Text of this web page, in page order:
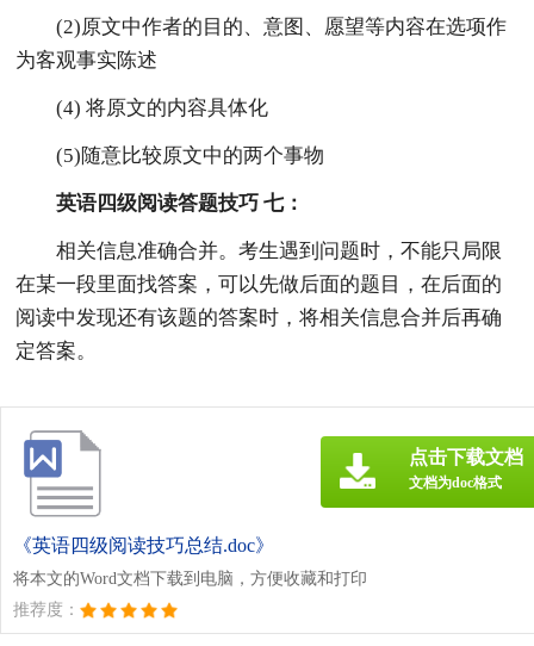
(2)原文中作者的目的、意图、愿望等内容在选项作
为客观事实陈述
(4) 将原文的内容具体化
(5)随意比较原文中的两个事物
英语四级阅读答题技巧 七：
相关信息准确合并。考生遇到问题时，不能只局限
在某一段里面找答案，可以先做后面的题目，在后面的
阅读中发现还有该题的答案时，将相关信息合并后再确
定答案。
《英语四级阅读技巧总结.doc》
将本文的Word文档下载到电脑，方便收藏和打印
推荐度：
点击下载文档
文档为doc格式